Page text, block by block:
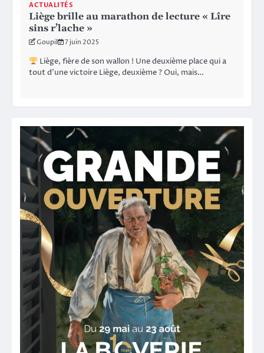
ACTUALITÉS
Liège brille au marathon de lecture « Lîre
sins r’lache »
Goupil 7 juin 2025
Liège, fière de son wallon ! Une deuxième place qui a
tout d’une victoire Liège, deuxième ? Oui, mais…